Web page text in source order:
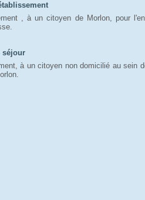
, à un citoyen de Morlon, pour
séjour
à un citoyen non domicilié au sein